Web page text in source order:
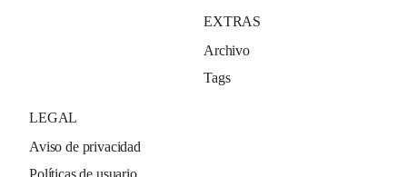
EXTRAS
Archivo
Tags
LEGAL
Aviso de privacidad
Políticas de usuario